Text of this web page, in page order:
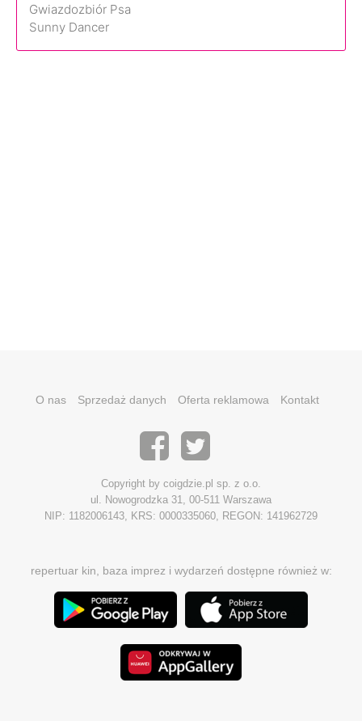
Gwiazdozbiór Psa
Sunny Dancer
O nas Sprzedaż danych Oferta reklamowa Kontakt
Copyright by coigdzie.pl sp. z o.o.
ul. Nowogrodzka 31, 00-511 Warszawa
NIP: 1182006143, KRS: 0000335060, REGON: 141962729
repertuar kin, baza imprez i wydarzeń dostępne również w: